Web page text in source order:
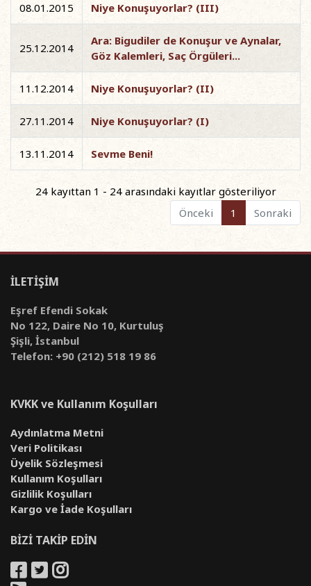
08.01.2015 Niye Konuşuyorlar? (III)
25.12.2014
Ara: Bigudiler de Konuşur ve Aynalar,
Göz Kalemleri, Saç Örgüleri...
11.12.2014 Niye Konuşuyorlar? (II)
27.11.2014 Niye Konuşuyorlar? (I)
13.11.2014 Sevme Beni!
24 kayıttan 1 - 24 arasındaki kayıtlar gösteriliyor
Önceki
1 Sonraki
İLETİŞİM
Eşref Efendi Sokak
No 122, Daire No 10, Kurtuluş
Şişli, İstanbul
Telefon: +90 (212) 518 19 86
KVKK ve Kullanım Koşulları
Aydınlatma Metni
Veri Politikası
Üyelik Sözleşmesi
Kullanım Koşulları
Gizlilik Koşulları
Kargo ve İade Koşulları
BİZİ TAKİP EDİN